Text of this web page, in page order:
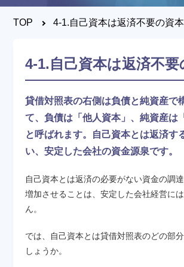
決算書すっきりアドバイザー とは
養成講座のお申し込み
決算書について知りたい
TOP 4-1.自己資本は返済不要の資本
4-1.自己資本は返済不要
貸借対照表の右側は負債と純資産で
て、負債は「他人資本」、純資産は
と呼ばれます。自己資本とは返済す
い、安定した会社の資金源泉です。
自己資本とは返済の必要がない資金の調
増加させることは、安定した会社経営に
ん。
では、自己資本とは貸借対照表のどの部
しょうか。